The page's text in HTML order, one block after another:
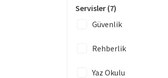
Servisler (7)
Güvenlik
Rehberlik
Yaz Okulu